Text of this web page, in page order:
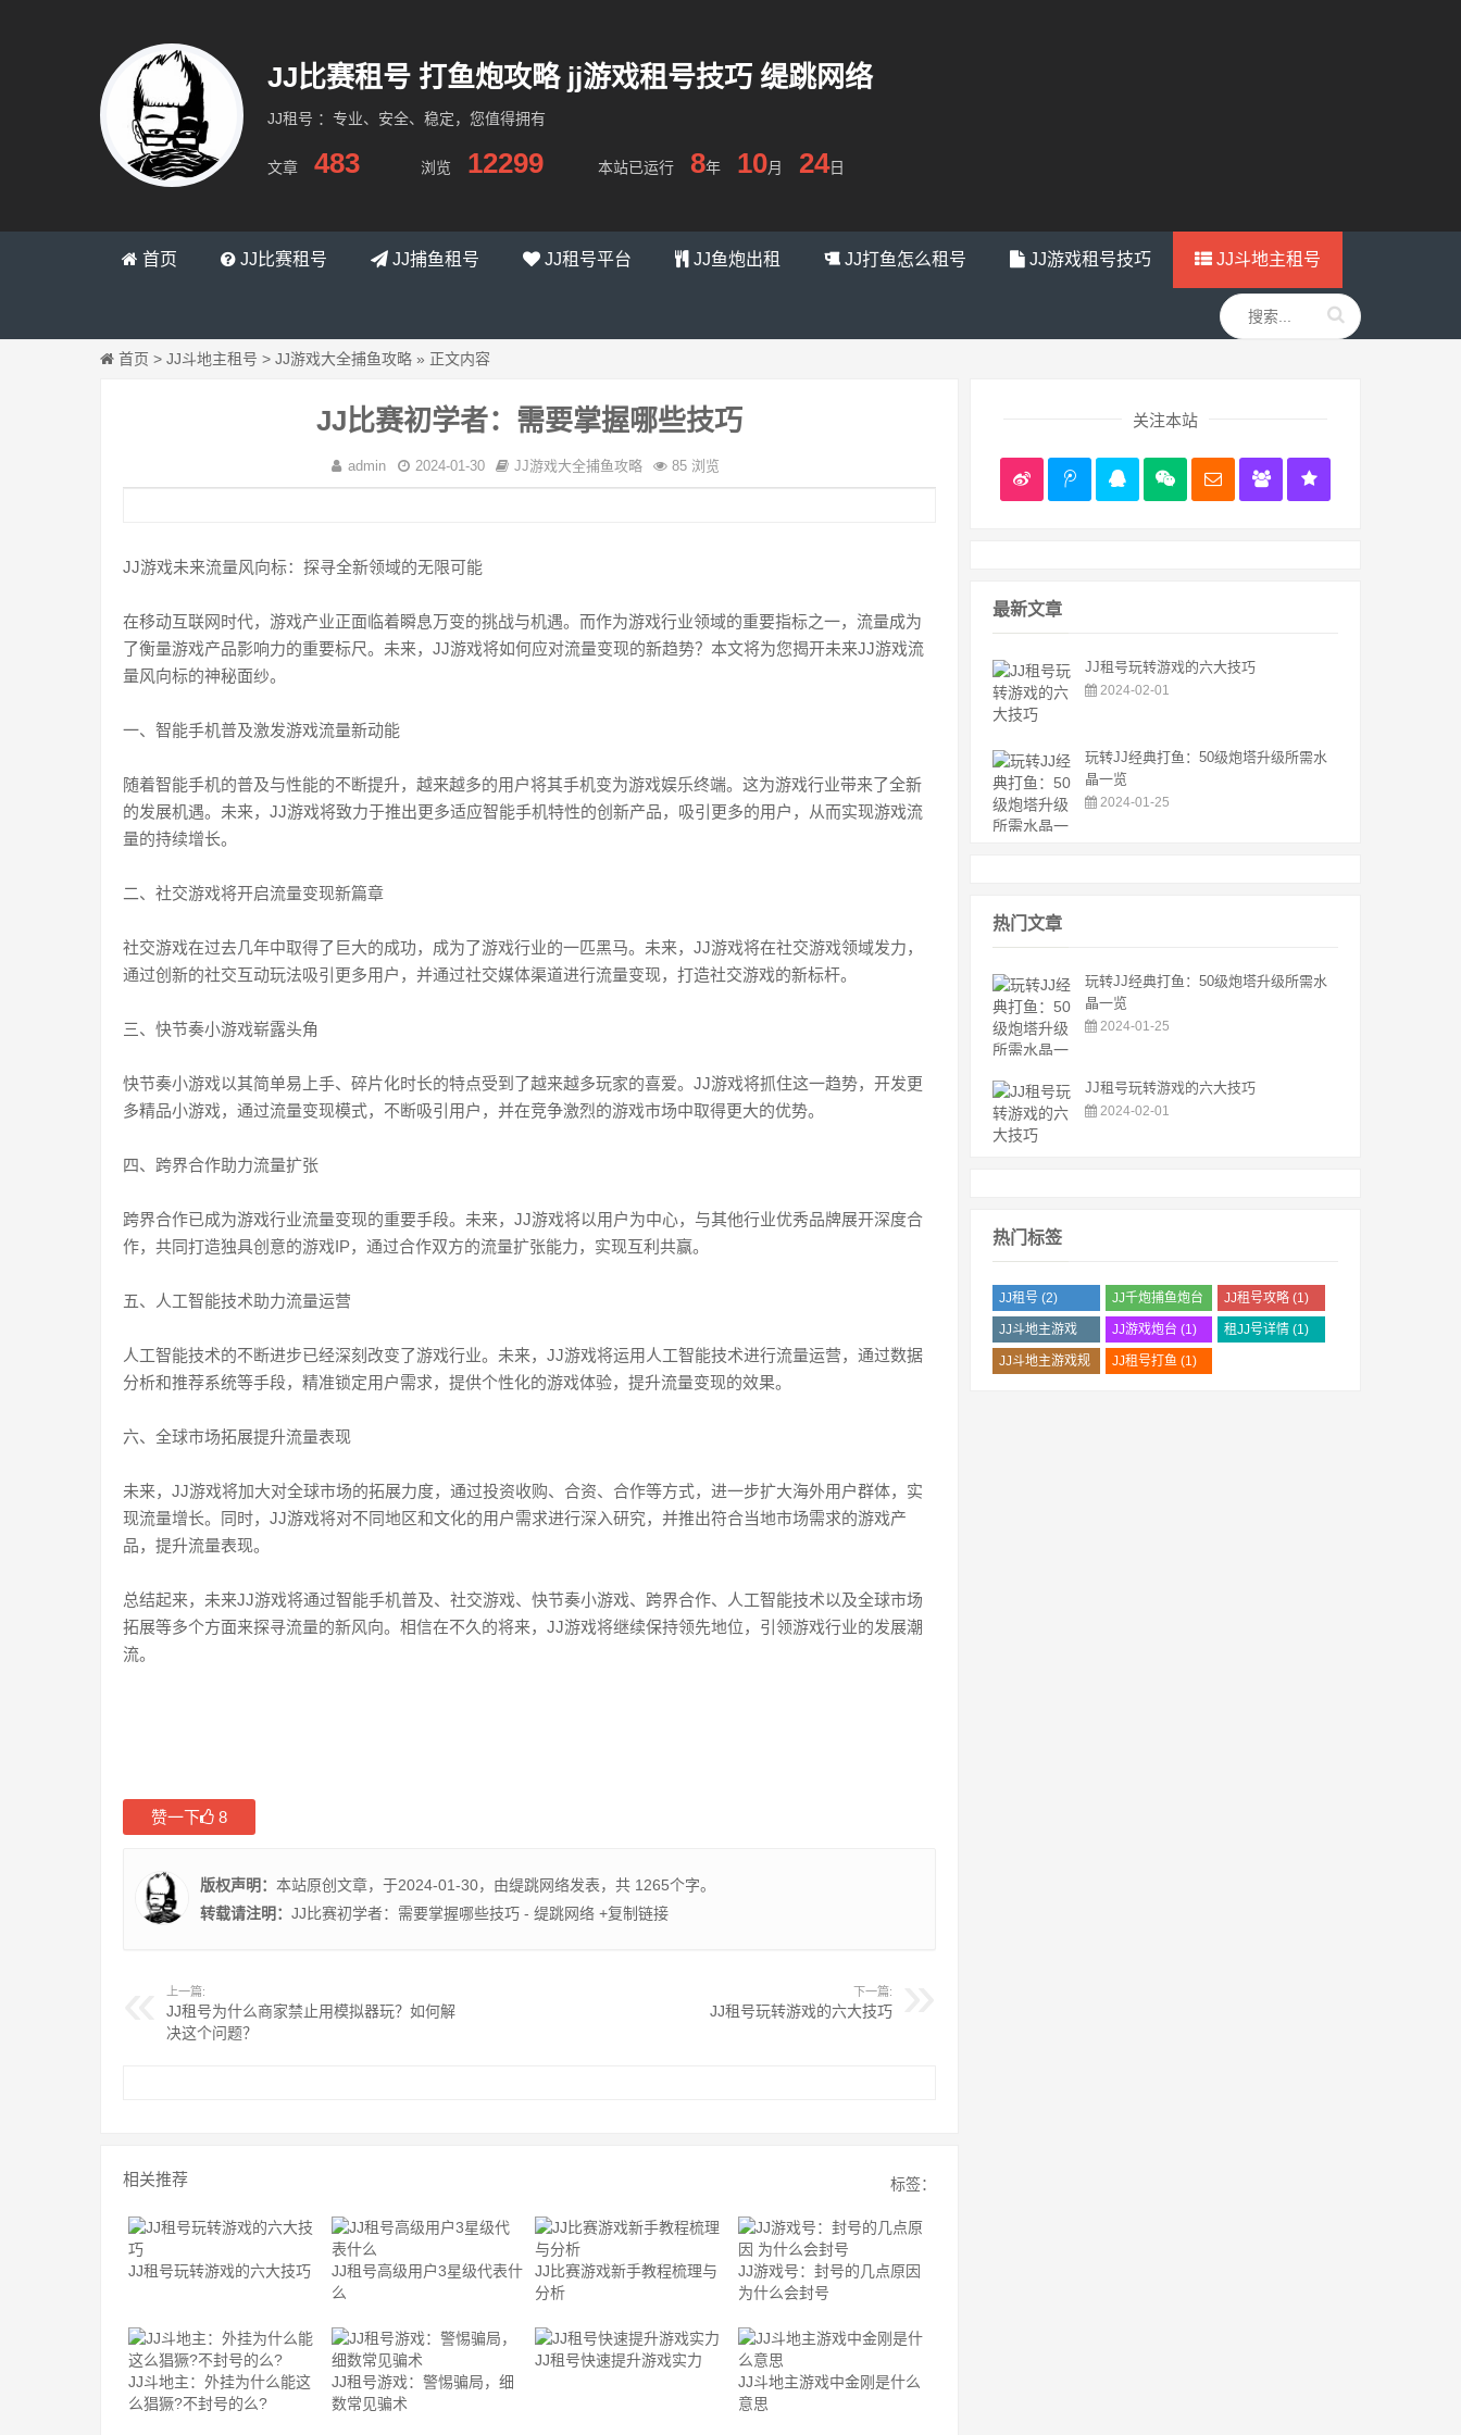
JJ比赛租号 打鱼炮攻略 jj游戏租号技巧 缇跳网络
JJ租号 ：专业、安全、稳定，您值得拥有
文章 483 浏览 12299 本站已运行 8年 10月 24日
首页 JJ比赛租号 JJ捕鱼租号 JJ租号平台 JJ鱼炮出租 JJ打鱼怎么租号 JJ游戏租号技巧 JJ斗地主租号
首页 > JJ斗地主租号 > JJ游戏大全捕鱼攻略 » 正文内容
JJ比赛初学者：需要掌握哪些技巧
admin 2024-01-30 JJ游戏大全捕鱼攻略 85 浏览
JJ游戏未来流量风向标：探寻全新领域的无限可能
在移动互联网时代，游戏产业正面临着瞬息万变的挑战与机遇。而作为游戏行业领域的重要指标之一，流量成为
了衡量游戏产品影响力的重要标尺。未来，JJ游戏将如何应对流量变现的新趋势？本文将为您揭开未来JJ游戏流
量风向标的神秘面纱。
一、智能手机普及激发游戏流量新动能
随着智能手机的普及与性能的不断提升，越来越多的用户将其手机变为游戏娱乐终端。这为游戏行业带来了全新
的发展机遇。未来，JJ游戏将致力于推出更多适应智能手机特性的创新产品，吸引更多的用户，从而实现游戏流
量的持续增长。
二、社交游戏将开启流量变现新篇章
社交游戏在过去几年中取得了巨大的成功，成为了游戏行业的一匹黑马。未来，JJ游戏将在社交游戏领域发力，
通过创新的社交互动玩法吸引更多用户，并通过社交媒体渠道进行流量变现，打造社交游戏的新标杆。
三、快节奏小游戏崭露头角
快节奏小游戏以其简单易上手、碎片化时长的特点受到了越来越多玩家的喜爱。JJ游戏将抓住这一趋势，开发更
多精品小游戏，通过流量变现模式，不断吸引用户，并在竞争激烈的游戏市场中取得更大的优势。
四、跨界合作助力流量扩张
跨界合作已成为游戏行业流量变现的重要手段。未来，JJ游戏将以用户为中心，与其他行业优秀品牌展开深度合
作，共同打造独具创意的游戏IP，通过合作双方的流量扩张能力，实现互利共赢。
五、人工智能技术助力流量运营
人工智能技术的不断进步已经深刻改变了游戏行业。未来，JJ游戏将运用人工智能技术进行流量运营，通过数据
分析和推荐系统等手段，精准锁定用户需求，提供个性化的游戏体验，提升流量变现的效果。
六、全球市场拓展提升流量表现
未来，JJ游戏将加大对全球市场的拓展力度，通过投资收购、合资、合作等方式，进一步扩大海外用户群体，实
现流量增长。同时，JJ游戏将对不同地区和文化的用户需求进行深入研究，并推出符合当地市场需求的游戏产
品，提升流量表现。
总结起来，未来JJ游戏将通过智能手机普及、社交游戏、快节奏小游戏、跨界合作、人工智能技术以及全球市场
拓展等多个方面来探寻流量的新风向。相信在不久的将来，JJ游戏将继续保持领先地位，引领游戏行业的发展潮
流。
赞一下 8
版权声明： 本站原创文章，于2024-01-30，由缇跳网络发表，共 1265个字。
转载请注明： JJ比赛初学者：需要掌握哪些技巧 - 缇跳网络 +复制链接
上一篇:
JJ租号为什么商家禁止用模拟器玩？如何解
决这个问题？
下一篇:
JJ租号玩转游戏的六大技巧
相关推荐 标签：
JJ租号玩转游戏的六大技巧
JJ租号高级用户3星级代表什
么
JJ比赛游戏新手教程梳理与
分析
JJ游戏号：封号的几点原因
为什么会封号
JJ斗地主：外挂为什么能这
么猖獗?不封号的么?
JJ租号游戏：警惕骗局，细
数常见骗术
JJ租号快速提升游戏实力
JJ斗地主游戏中金刚是什么
意思
关注本站
最新文章
JJ租号玩转游戏的六大技巧
2024-02-01
玩转JJ经典打鱼：50级炮塔升级所需水
晶一览
2024-01-25
热门文章
玩转JJ经典打鱼：50级炮塔升级所需水
晶一览
2024-01-25
JJ租号玩转游戏的六大技巧
2024-02-01
热门标签
JJ租号 (2)
JJ千炮捕鱼炮台
(2)
JJ租号攻略 (1)
JJ斗地主游戏
(1)
JJ游戏炮台 (1) 租JJ号详情 (1)
JJ斗地主游戏规
JJ租号打鱼(1)